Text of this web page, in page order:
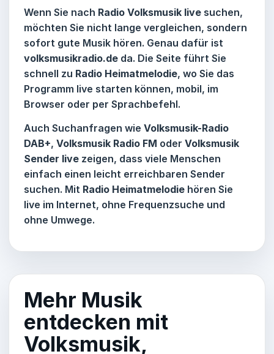
Wenn Sie nach Radio Volksmusik live suchen,
möchten Sie nicht lange vergleichen, sondern
sofort gute Musik hören. Genau dafür ist
volksmusikradio.de da. Die Seite führt Sie
schnell zu Radio Heimatmelodie, wo Sie das
Programm live starten können, mobil, im
Browser oder per Sprachbefehl.
Auch Suchanfragen wie Volksmusik-Radio
DAB+, Volksmusik Radio FM oder Volksmusik
Sender live zeigen, dass viele Menschen
einfach einen leicht erreichbaren Sender
suchen. Mit Radio Heimatmelodie hören Sie
live im Internet, ohne Frequenzsuche und
ohne Umwege.
Mehr Musik
entdecken mit
Volksmusik,